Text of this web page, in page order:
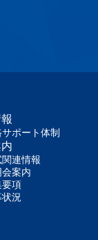
ポート体制
関連情報
案内
要項
状況